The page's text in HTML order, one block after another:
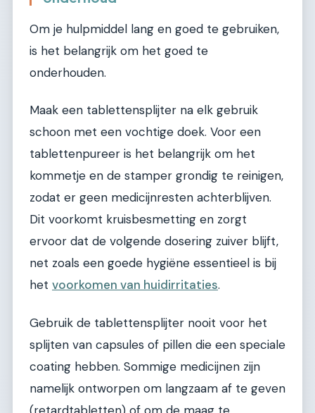
Om je hulpmiddel lang en goed te gebruiken,
is het belangrijk om het goed te
onderhouden.
Maak een tablettensplijter na elk gebruik
schoon met een vochtige doek. Voor een
tablettenpureer is het belangrijk om het
kommetje en de stamper grondig te reinigen,
zodat er geen medicijnresten achterblijven.
Dit voorkomt kruisbesmetting en zorgt
ervoor dat de volgende dosering zuiver blijft,
net zoals een goede hygiëne essentieel is bij
het voorkomen van huidirritaties.
Gebruik de tablettensplijter nooit voor het
splijten van capsules of pillen die een speciale
coating hebben. Sommige medicijnen zijn
namelijk ontworpen om langzaam af te geven